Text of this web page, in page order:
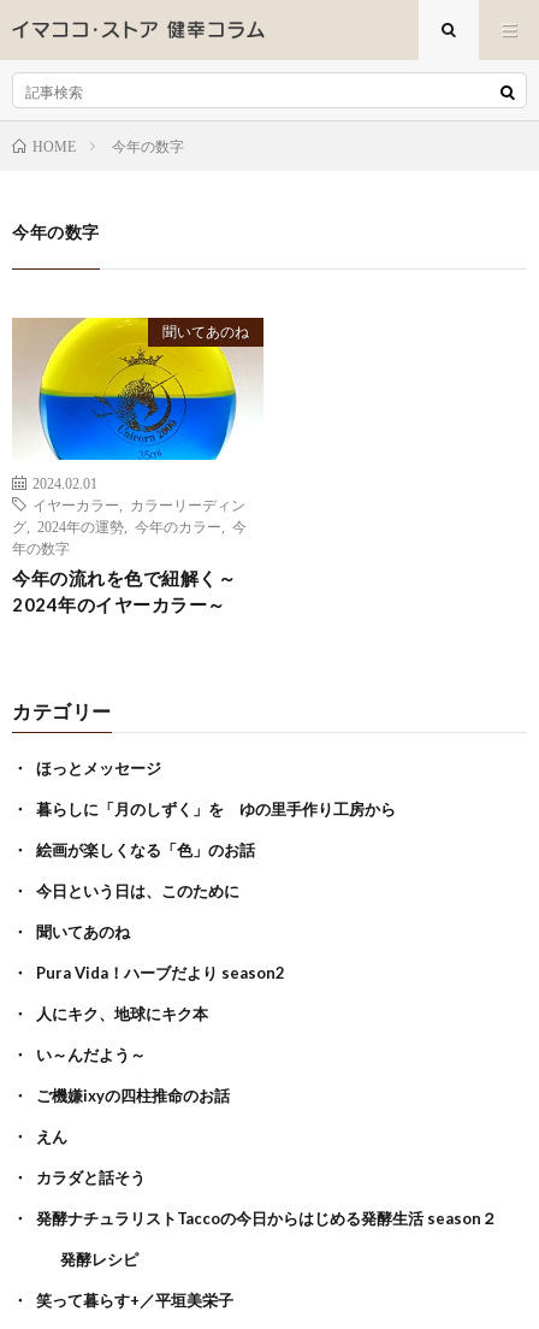
HOME 今年の数字
今年の数字
聞いてあのね
2024.02.01
イヤーカラー
カラーリーディン
グ
2024年の運勢 今年のカラー
今
年の数字
今年の流れを色で紐解く～
2024年のイヤーカラー～
カテゴリー
ほっとメッセージ
暮らしに「月のしずく」を ゆの里手作り工房から
絵画が楽しくなる「色」のお話
今日という日は、このために
聞いてあのね
Pura Vida！ハーブだより season2
人にキク、地球にキク本
い～んだよう～
ご機嫌ixyの四柱推命のお話
えん
カラダと話そう
発酵ナチュラリストTaccoの今日からはじめる発酵生活 season２
発酵レシピ
笑って暮らす+／平垣美栄子